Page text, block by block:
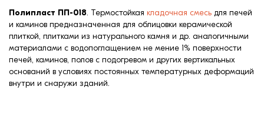
Полипласт ПП-018. Термостойкая кладочная смесь для печей
и каминов предназначенная для облицовки керамической
плиткой, плитками из натурального камня и др. аналогичными
материалами с водопоглащением не мение 1% поверхности
печей, каминов, полов с подогревом и других вертикальных
оснований в условиях постоянных температурных деформаций
внутри и снаружи зданий.